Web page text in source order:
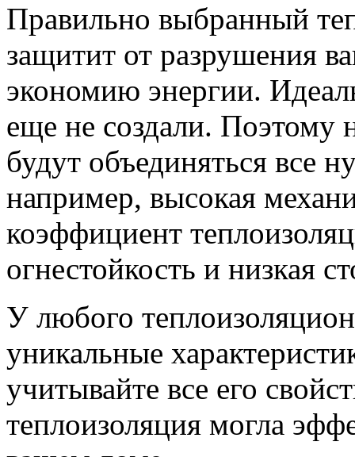
Правильно выбранный
защитит от разрушения
экономию энергии.
еще не создали. Поэтому
будут объединяться все
например, высокая
коэффициент
огнестойкость и низкая
У любого
уникальные
учитывайте все его
теплоизоляция могла